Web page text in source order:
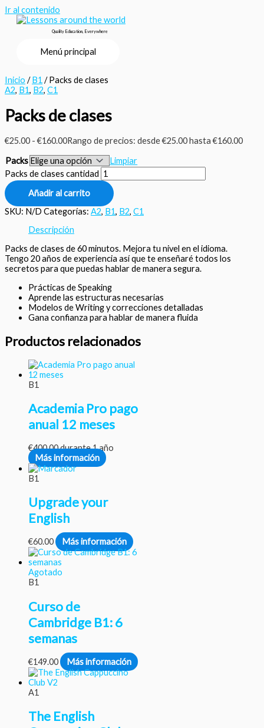
Ir al contenido
Quality Education, Everywhere
Menú principal
Inicio /B1 / Packs de clases
A2, B1, B2, C1
Packs de clases
€25.00 - €160.00Rango de precios: desde €25.00 hasta €160.00
Packs
Limpiar
Packs de clases cantidad
Añadir al carrito
SKU: N/D Categorías: A2, B1, B2, C1
Descripción
Packs de clases de 60 minutos. Mejora tu nivel en el idioma.
Tengo 20 años de experiencia así que te enseñaré todos los
secretos para que puedas hablar de manera segura.
Prácticas de Speaking
Aprende las estructuras necesarias
Modelos de Writing y correcciones detalladas
Gana confianza para hablar de manera fluida
Productos relacionados
B1
Academia Pro pago
anual 12 meses
€400.00durante 1 año
Más información
B1
Upgrade your
English
€60.00 Más información
Agotado
B1
Curso de
Cambridge B1: 6
semanas
€149.00 Más información
A1
The English